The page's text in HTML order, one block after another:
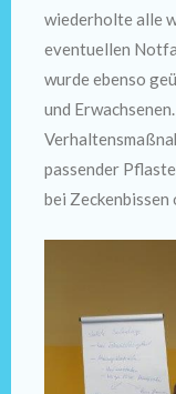
wiederholte alle
eventuellen
wurde ebenso
und
passender
bei